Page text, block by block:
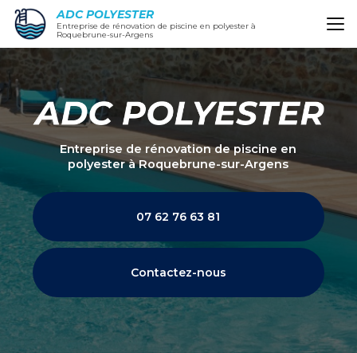
Aller
contenu
principal
ADC POLYESTER
Entreprise de rénovation de piscine en polyester à
Roquebrune-sur-Argens
Entreprise de rénovation de piscine en
polyesterà Roquebrune-sur-Argens
07 62 76 63 81
Contactez-nous